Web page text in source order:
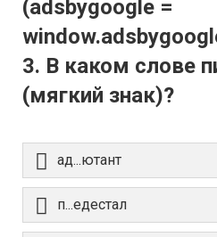
(adsbygoogle =
3. В каком слове
(мягкий знак)?
ад...ютант
п...едестал